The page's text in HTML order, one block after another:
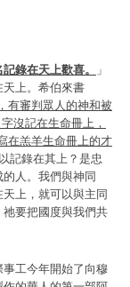
錄在天上歡喜。
」
上。希伯來書
有審判眾人的神和被
沒記在生命冊上，
在羔羊生命冊上的才
記錄在其上？是忠
人。我們與神同
上，就可以與主同
要把國度與我們共
工今年開始了向穆